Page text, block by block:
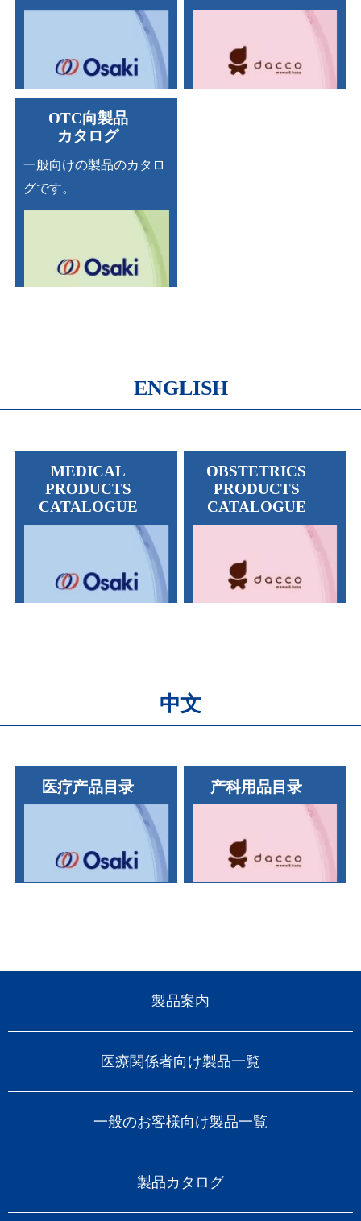
OTC向製品
カタログ
一般向けの製品のカタロ
グです。
ENGLISH
MEDICAL
PRODUCTS
CATALOGUE
OBSTETRICS
PRODUCTS
CATALOGUE
中文
医疗产品目录 产科用品目录
製品案内
医療関係者向け製品一覧
一般のお客様向け製品一覧
製品カタログ